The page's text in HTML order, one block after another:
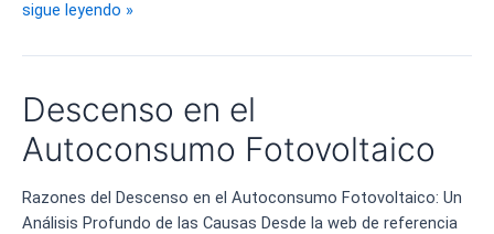
Extremadura
ayudas
almacenamiento
energético
sigue leyendo »
Descenso en el
Autoconsumo Fotovoltaico
Razones del Descenso en el Autoconsumo Fotovoltaico: Un
Análisis Profundo de las Causas Desde la web de referencia